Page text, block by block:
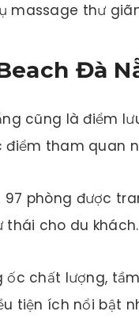
massage thư
Đà
cũng là điểm
tham quan
phòng được
thái cho du khách.
chất lượng,
tiện ích nổi bật